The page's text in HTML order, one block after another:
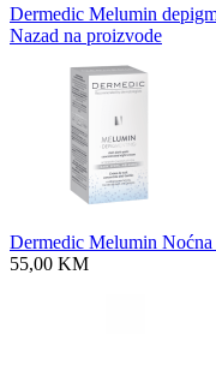
Dermedic Melumin
Nazad na proizvode
Dermedic Melumin
55,00 KM